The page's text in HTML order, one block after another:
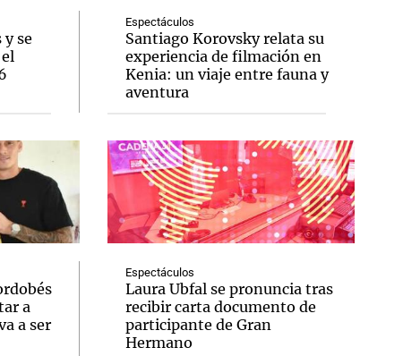
y se
a
a ser
Espectáculos
Santiago Korovsky relata su
experiencia de filmación en
Kenia: un viaje entre fauna y
aventura
Espectáculos
Laura Ubfal se pronuncia tras
recibir carta documento de
participante de Gran
Hermano
Notas
en Groenlandia
Notas